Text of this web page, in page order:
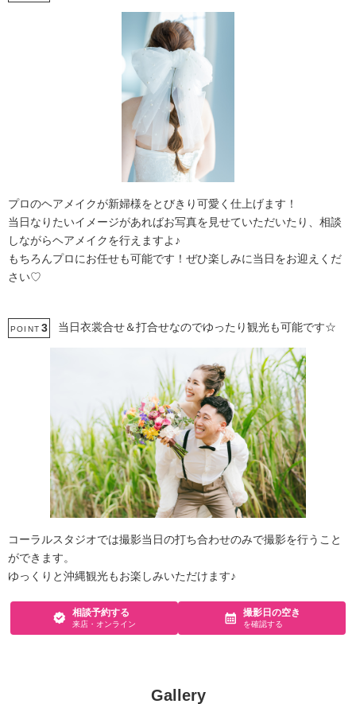
プロのヘアメイクが新婦様をとびきり可愛く仕上げます！
当日なりたいイメージがあればお写真を見せていただいたり、相談
しながらヘアメイクを行えますよ♪
もちろんプロにお任せも可能です！ぜひ楽しみに当日をお迎えくだ
さい♡
POINT 3 当日衣裳合せ＆打合せなのでゆったり観光も可能です☆
コーラルスタジオでは撮影当日の打ち合わせのみで撮影を行うこと
ができます。
ゆっくりと沖縄観光もお楽しみいただけます♪
相談予約する
来店・オンライン
撮影日の空き
を確認する
Gallery